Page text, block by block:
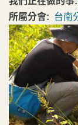
所屬分會: 台南